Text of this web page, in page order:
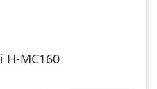
H-MC160